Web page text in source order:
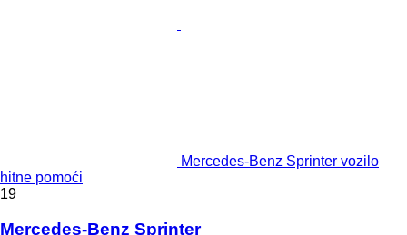
Mercedes-Benz Sprinter vozilo
hitne pomoći
19
Mercedes-Benz Sprinter